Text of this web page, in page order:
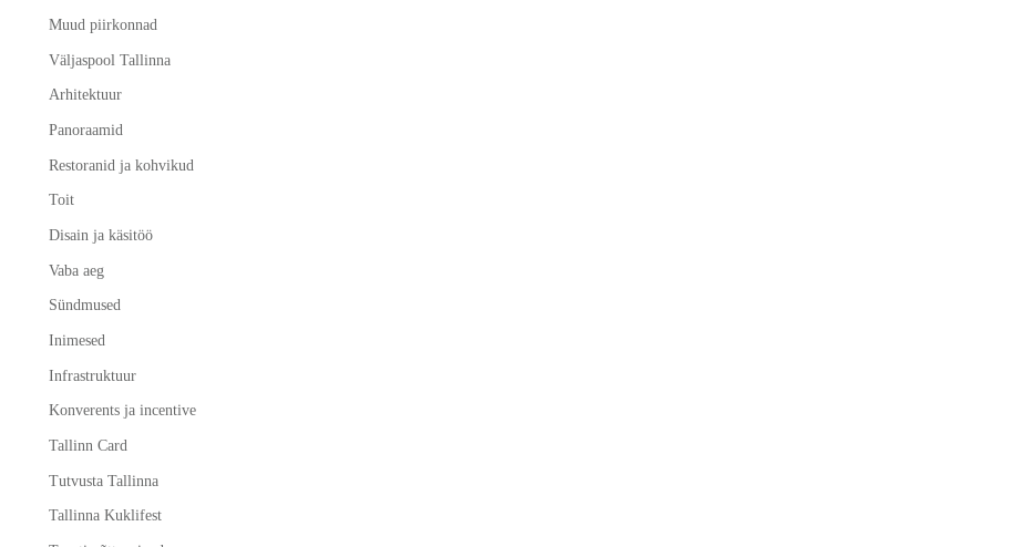
Muud piirkonnad
Väljaspool Tallinna
Arhitektuur
Panoraamid
Restoranid ja kohvikud
Toit
Disain ja käsitöö
Vaba aeg
Sündmused
Inimesed
Infrastruktuur
Konverents ja incentive
Tallinn Card
Tutvusta Tallinna
Tallinna Kuklifest